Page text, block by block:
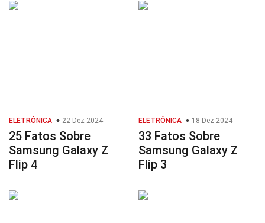
ELETRÔNICA 22 Dez 2024
25 Fatos Sobre
Samsung Galaxy Z
Flip 4
ELETRÔNICA 18 Dez 2024
33 Fatos Sobre
Samsung Galaxy Z
Flip 3